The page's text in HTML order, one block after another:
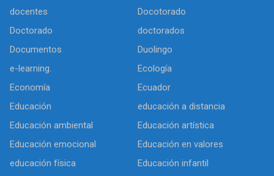
docentes
Docotorado
Doctorado
doctorados
Documentos
Duolingo
e-learning.
Ecología
Economía
Ecuador
Educación
educación a distancia
Educación ambiental
Educación artística
Educación emocional
Educación en valores
educación física
Educación infantil